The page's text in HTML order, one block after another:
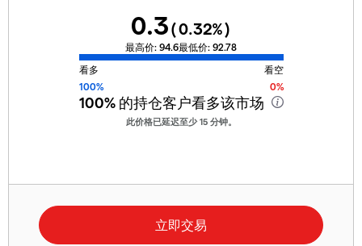
0.3(0.32%)
最高价: 94.6最低价: 92.78
看多
看空
100%
0%
100%的持仓客户看多该市场
此价格已延迟至少 15 分钟。